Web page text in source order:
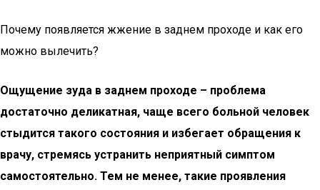
Почему появляется жжение в заднем проходе и как его
можно вылечить?
Ощущение зуда в заднем проходе – проблема
достаточно деликатная, чаще всего больной человек
стыдится такого состояния и избегает обращения к
врачу, стремясь устранить неприятный симптом
самостоятельно. Тем не менее, такие проявления